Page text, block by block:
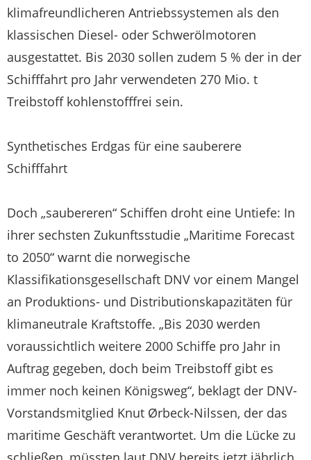
klimafreundlicheren Antriebssystemen als den
klassischen Diesel- oder Schwerölmotoren
ausgestattet. Bis 2030 sollen zudem 5 % der in der
Schifffahrt pro Jahr verwendeten 270 Mio. t
Treibstoff kohlenstofffrei sein.
Synthetisches Erdgas für eine sauberere
Schifffahrt
Doch „saubereren“ Schiffen droht eine Untiefe: In
ihrer sechsten Zukunftsstudie „Maritime Forecast
to 2050“ warnt die norwegische
Klassifikationsgesellschaft DNV vor einem Mangel
an Produktions- und Distributionskapazitäten für
klimaneutrale Kraftstoffe. „Bis 2030 werden
voraussichtlich weitere 2000 Schiffe pro Jahr in
Auftrag gegeben, doch beim Treibstoff gibt es
immer noch keinen Königsweg“, beklagt der DNV-
Vorstandsmitglied Knut Ørbeck-Nilssen, der das
maritime Geschäft verantwortet. Um die Lücke zu